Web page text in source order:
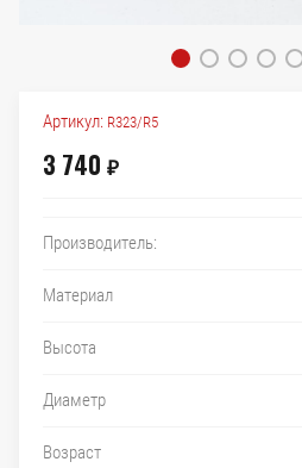
Артикул: R323/R5
3 740 ₽
Производитель:
Материал
Высота
Диаметр
Возраст